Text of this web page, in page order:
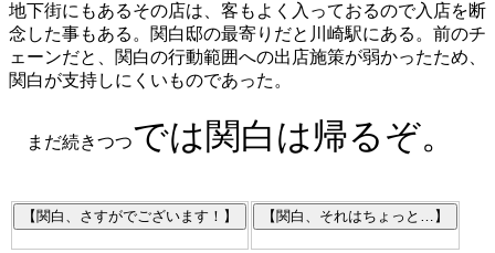
地下街にもあるその店は、客もよく入っておるので入店を断
念した事もある。関白邸の最寄りだと川崎駅にある。前のチ
ェーンだと、関白の行動範囲への出店施策が弱かったため、
関白が支持しにくいものであった。
まだ続きつつでは関白は帰るぞ。